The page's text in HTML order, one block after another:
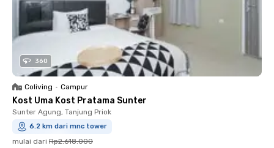
360
Coliving • Campur
Kost Uma Kost Pratama Sunter
Sunter Agung, Tanjung Priok
6.2 km dari mnc tower
mulai dari Rp2.618.000